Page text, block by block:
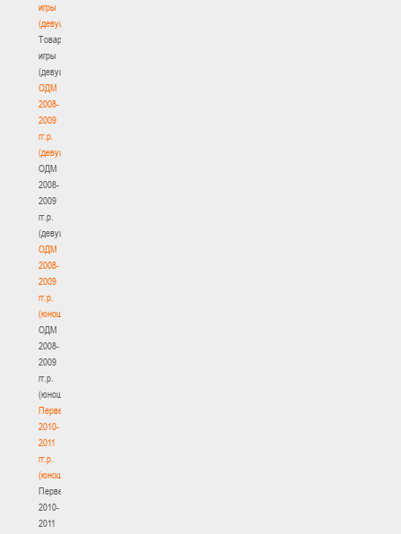
игры
(девушки)
Товарищеские
игры
(девушки)
ОДМ
2008-
2009
гг.р.
(девушки)
ОДМ
2008-
2009
гг.р.
(девушки)
ОДМ
2008-
2009
гг.р.
(юноши)
ОДМ
2008-
2009
гг.р.
(юноши)
Первенство
2010-
2011
гг.р.
(юноши)
Первенство
2010-
2011